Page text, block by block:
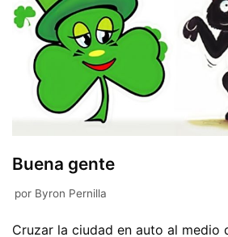
Buena gente
por Byron Pernilla
Cruzar la ciudad en auto al medio